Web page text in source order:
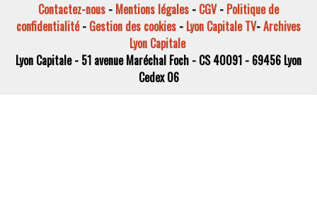
Contactez-nous - Mentions légales - CGV- Politique de
confidentialité- Gestion des cookies - Lyon Capitale TV-Archives
Lyon Capitale
Lyon Capitale - 51 avenue Maréchal Foch - CS 40091 - 69456 Lyon
Cedex 06